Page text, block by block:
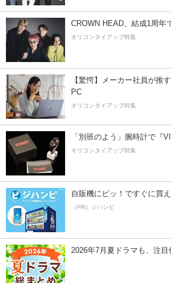
CROWN HEAD、結成1周年
オリコンタイアップ特集
【驚愕】メーカー社員が推
PC
オリコンタイアップ特集
「別班のよう」腕時計で『
オリコンタイアップ特集
自販機にピッ！ですぐに買
（PR）ジハンピ
2026年7月夏ドラマも、注目